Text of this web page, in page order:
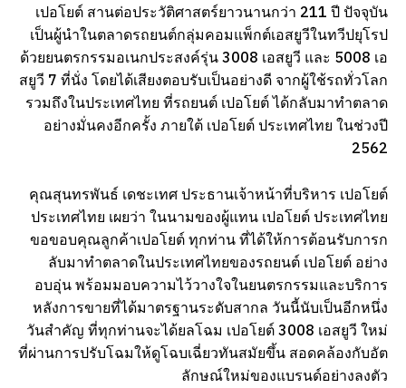
เปอโยต์ สานต่อประวัติศาสตร์ยาวนานกว่า 211 ปี ปัจจุบัน
เป็นผู้นำในตลาดรถยนต์กลุ่มคอมแพ็กต์เอสยูวีในทวีปยุโรป
ด้วยยนตรกรรมอเนกประสงค์รุ่น 3008 เอสยูวี และ 5008 เอ
สยูวี 7 ที่นั่ง โดยได้เสียงตอบรับเป็นอย่างดี จากผู้ใช้รถทั่วโลก
รวมถึงในประเทศไทย ที่รถยนต์ เปอโยต์ ได้กลับมาทำตลาด
อย่างมั่นคงอีกครั้ง ภายใต้ เปอโยต์ ประเทศไทย ในช่วงปี
2562
คุณสุนทรพันธ์ เดชะเทศ ประธานเจ้าหน้าที่บริหาร เปอโยต์
ประเทศไทย เผยว่า ในนามของผู้แทน เปอโยต์ ประเทศไทย
ขอขอบคุณลูกค้าเปอโยต์ ทุกท่าน ที่ได้ให้การต้อนรับการก
ลับมาทำตลาดในประเทศไทยของรถยนต์ เปอโยต์ อย่าง
อบอุ่น พร้อมมอบความไว้วางใจในยนตรกรรมและบริการ
หลังการขายที่ได้มาตรฐานระดับสากล วันนี้นับเป็นอีกหนึ่ง
วันสำคัญ ที่ทุกท่านจะได้ยลโฉม เปอโยต์ 3008 เอสยูวี ใหม่
ที่ผ่านการปรับโฉมให้ดูโฉบเฉี่ยวทันสมัยขึ้น สอดคล้องกับอัต
ลักษณ์ใหม่ของแบรนด์อย่างลงตัว